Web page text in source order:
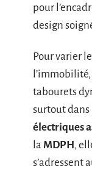
pour
design
Pour varier
tabourets
surtout dans
électriques
la MDPH,
s’adressent